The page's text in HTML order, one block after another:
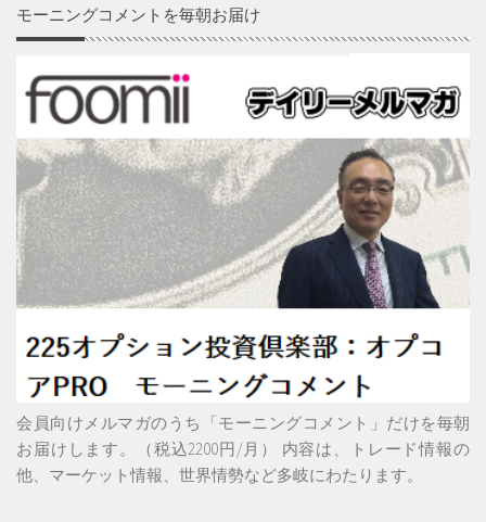
モーニングコメントを毎朝お届け
会員向けメルマガのうち「モーニングコメント」だけを毎朝
お届けします。（税込2200円/月） 内容は、トレード情報の
他、マーケット情報、世界情勢など多岐にわたります。